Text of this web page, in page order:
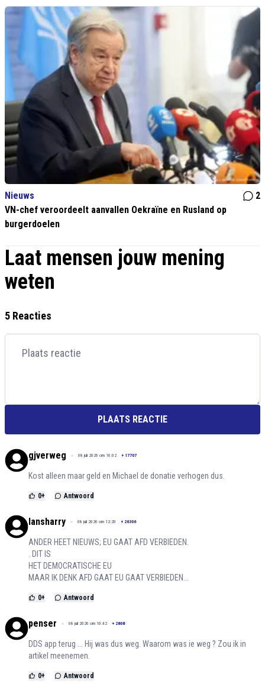
Nieuws
2
VN-chef veroordeelt aanvallen Oekraïne en Rusland op
burgerdoelen
Laat mensen jouw mening
weten
5 Reacties
PLAATS REACTIE
gjverweg 08 juli 2026 om 16:02 + 17707
Kost alleen maar geld en Michael de donatie verhogen dus.
0+ Antwoord
lansharry 08 juli 2026 om 12:20 + 26306
ANDER HEET NIEUWS; EU GAAT AFD VERBIEDEN.
. DIT IS
HET DEMOCRATISCHE EU
MAAR IK DENK AFD GAAT EU GAAT VERBIEDEN...
0+ Antwoord
penser 08 juli 2026 om 10:42 + 2808
DDS app terug ... Hij was dus weg. Waarom was ie weg ? Zou ik in
artikel meenemen.
0+ Antwoord